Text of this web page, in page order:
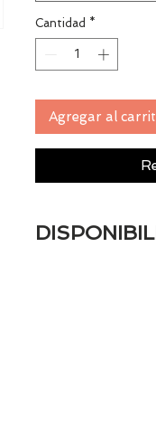
Cantidad *
Agregar al